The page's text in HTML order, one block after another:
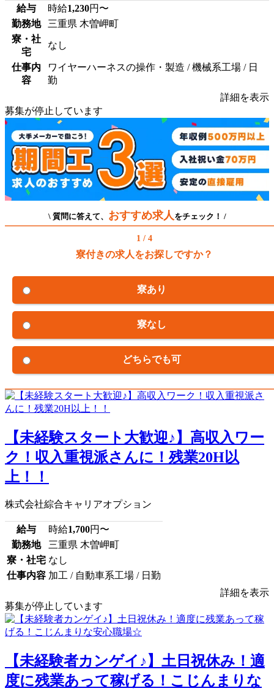
給与 時給1,230円〜
勤務地
三重県 木曽岬町
寮・社
宅
なし
仕事内
容
ワイヤーハーネスの操作・製造 / 機械系工場 / 日
勤
詳細を表示
募集が停止しています
\ 質問に答えて、 おすすめ求人 をチェック！ /
1 / 4
寮付きの求人をお探しですか？
寮あり
寮なし
どちらでも可
【未経験スタート大歓迎♪】高収入ワー
ク！収入重視派さんに！残業20H以
上！！
株式会社綜合キャリアオプション
給与 時給1,700円〜
勤務地
三重県 木曽岬町
寮・社宅 なし
仕事内容 加工 / 自動車系工場 / 日勤
詳細を表示
募集が停止しています
【未経験者カンゲイ♪】土日祝休み！適
度に残業あって稼げる！こじんまりな